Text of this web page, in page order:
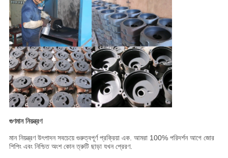
গুণমান নিয়ন্ত্রণ
মান নিয়ন্ত্রণ উৎপাদন সবচেয়ে গুরুত্বপূর্ণ প্রক্রিয়া এক. আমরা 100% পরিদর্শন আগে জোর
শিপিং এবং নিশ্চিত অংশ কোন ত্রুটি ছাড়া যখন প্রেরণ.